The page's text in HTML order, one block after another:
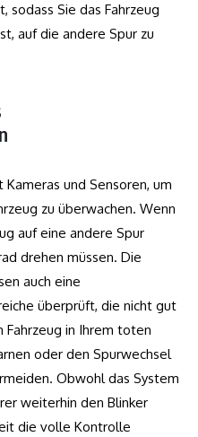
sodass Sie das Fahrzeug
auf die andere Spur zu
und Sensoren, um
zu überwachen. Wenn
auf eine andere Spur
drehen müssen. Die
auch eine
überprüft, die nicht gut
Fahrzeug in Ihrem toten
oder den Spurwechsel
Obwohl das System
weiterhin den Blinker
die volle Kontrolle